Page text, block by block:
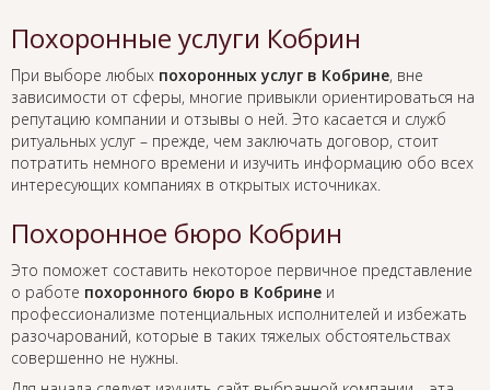
Похоронные услуги Кобрин
При выборе любых похоронных услуг в Кобрине, вне
зависимости от сферы, многие привыкли ориентироваться на
репутацию компании и отзывы о ней. Это касается и служб
ритуальных услуг – прежде, чем заключать договор, стоит
потратить немного времени и изучить информацию обо всех
интересующих компаниях в открытых источниках.
Похоронное бюро Кобрин
Это поможет составить некоторое первичное представление
о работе похоронного бюро в Кобрине и
профессионализме потенциальных исполнителей и избежать
разочарований, которые в таких тяжелых обстоятельствах
совершенно не нужны.